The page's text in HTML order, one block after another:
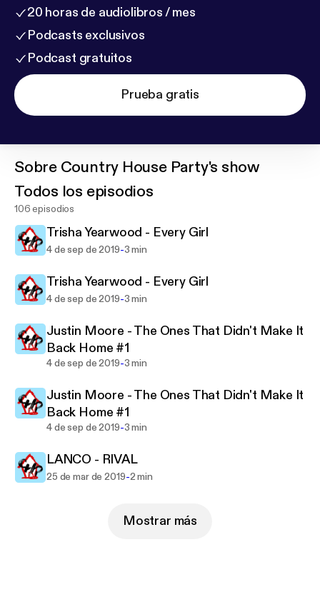
20 horas de audiolibros / mes
Podcasts exclusivos
Podcast gratuitos
Prueba gratis
Sobre Country House Party's show
Todos los episodios
106 episodios
Trisha Yearwood - Every Girl
4 de sep de 2019-3 min
Trisha Yearwood - Every Girl
4 de sep de 2019-3 min
Justin Moore - The Ones That Didn't Make It
Back Home #1
4 de sep de 2019-3 min
Justin Moore - The Ones That Didn't Make It
Back Home #1
4 de sep de 2019-3 min
LANCO - RIVAL
25 de mar de 2019-2 min
Mostrar más